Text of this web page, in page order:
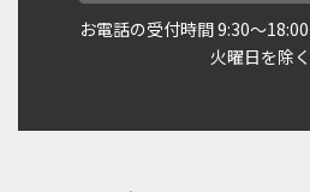
お電話の受付時間 9:30〜
火曜日を除く